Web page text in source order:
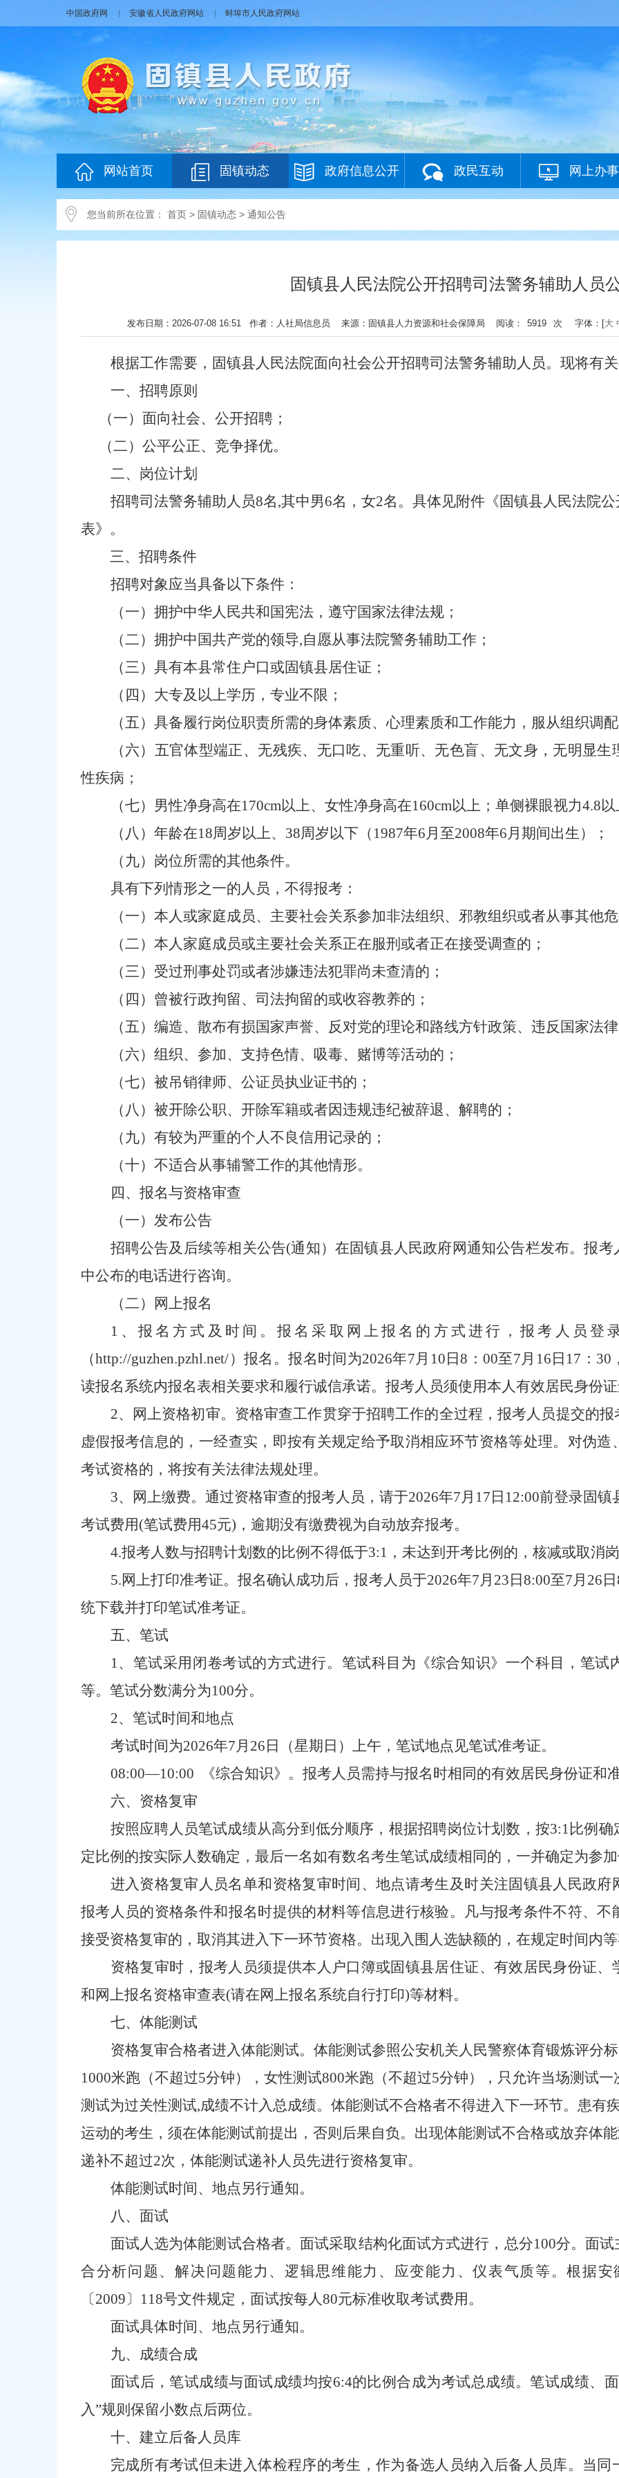
中国政府网 安徽省人民政府网站 蚌埠市人民政府网站
网站首页 固镇动态 政府信息公开 政民互动 网上办事
您当前所在位置： 首页 > 固镇动态 > 通知公告
固镇县人民法院公开招聘司法警务辅助人员
发布日期：2026-07-08 16:51 作者：人社局信息员 来源：固镇县人力资源和社会保障局 阅读： 5919 次 字体：[大
根据工作需要， 固镇县人民法院面向社会公开招聘司法警务辅助人员。现将有
一、招聘原则
（一）面向社会、公开招聘；
（二）公平公正、竞争择优。
二、岗位计划
招聘司法警务辅助人员8名,其中男6名，女2名。具体见附件《固镇县人民法院
表》。
三、招聘条件
招聘对象应当具备以下条件：
（一）拥护中华人民共和国宪法，遵守国家法律法规；
（二）拥护中国共产党的领导,自愿从事法院警务辅助工作；
（三） 具有本县常住户口或固镇县居住证 ；
（四）大专及以上学历，专业不限 ；
（五）具备履行岗位职责所需的身体素质、心理素质和工作能力，服从组织调
（六）五官体型端正、无残疾、无口吃、无重听、无色盲、无文身，无明显生
性疾病；
（七）男性净身高在170cm以上、女性净身高在160cm以上；单侧裸眼视力4.8
（八）年龄在18周岁以上、38周岁以下（ 1987年6月至2008年6月期间出生）；
（九） 岗位所需的其他条件。
具有下列情形之一的人员，不得报考：
（一）本人或家庭成员、主要社会关系参加非法组织、邪教组织或者从事其他
（二）本人家庭成员或主要社会关系正在服刑或者正在接受调查的；
（三）受过刑事处罚或者涉嫌违法犯罪尚未查清的；
（四）曾被行政拘留、司法拘留的或收容教养的；
（五）编造、散布有损国家声誉、反对党的理论和路线方针政策、违反国家法
（六）组织、参加、支持色情、吸毒、赌博等活动的；
（七）被吊销律师、公证员执业证书的；
（八）被开除公职、开除军籍或者因违规违纪被辞退、解聘的；
（九）有较为严重的个人不良信用记录的；
（十）不适合从事辅警工作的其他情形。
四、报名与资格审查
（一）发布公告
招聘公告及后续等相关公告(通知） 在固镇县人民政府网通知公告栏发布。报
中公布的电话进行咨询。
（二）网上报名
1、报名方式及时间。报名采取网上报名的方式进行，报考人员登
（http://guzhen.pzhl.net/）报名。报名时间为2026年7月 10 日8 ：00至7月 16 日 17 ： 30
读报名系统内报名表相关要求和履行诚信承诺。报考人员须使用本人有效居民身份
2、网上资格初审。资格审查工作贯穿于招聘工作的全过程，报考人员提交的
虚假报考信息的，一经查实，即按有关规定给予取消相应环节资格等处理。对伪
考试资格的，将按有关法律法规处理。
3、网上缴费。通过资格审查的报考人员，请于2026年7月 17 日 12:00前登录固镇
考试费用(笔试费用45元)，逾期没有缴费视为自动放弃报考。
4.报考人数与招聘计划数的比例不得低于3:1，未达到 开考比例的，核减或取消
5.网上打印准考证。报名确认成功后，报考人员于2026年7月 23 日8:00至7月 26 日
统下载并打印笔试准考证。
五、 笔试
1、笔试采用闭卷考试的方式进行。 笔试科目为《综合知识》一个科目， 笔试
等。笔试分数满分为100分。
2、笔试时间和地点
考试时间为2026年7月 26 日（星期日）上午，笔试地点见笔试准考证。
08:00—10:00 《综合知识》。报考人员需持与报名时相同的有效居民身份证和
六、资格复审
按照应聘人员笔试成绩从高分到低分顺序，根据招聘岗位计划数，按3:1比例确
定比例的按实际人数确定 ， 最后一名如有数名考生笔试成绩相同的，一并确定为参加
进入资格复审人员名单和资格复审时间、地点请考生及时关注固镇县人民政府
报考人员的资格条件和报名时提供的材料等信息进行核验。凡与报考条件不符、
接受资格复审的，取消其进入下一环节资格。出现入围人选缺额的，在规定时间内
资格复审时，报考人员须提供本人户口簿或固镇县居住证、 有效居民身份证、
和网上报名资格审查表(请在网上报名系统自行打印)等材料。
七、体能测试
资格复审合格者进入体能测试。 体能测试参照公安机关人民警察体育锻炼评分
1000米跑（不超过5分钟），女性测试800米跑（不超过5分钟），只允许当场测试
测试为过关性测试,成绩不计入总成绩。体能测试不合格者不得进入下一环节。 患有
运动的考生，须在体能测试前提出，否则后果自负。 出现体能测试不合格或放弃体
递补不超过2次，体能测试递补人员先进行资格复审。
体能测试时间、地点另行通知。
八、面试
面试人选为体能测试合格者。面试采取结构化面试方式进行，总分100分。面
合分析问题、解决问题能力、逻辑思维能力、应变能力、仪表气质等。根据安
〔2009〕118号文件规定，面试按每人80元标准收取考试费用。
面试具体时间、地点另行通知。
九、 成绩合成
面试后，笔试成绩与面试成绩均按6:4的比例合成为考试总成绩。笔试成绩、
入”规则保留小数点后两位。
十、 建立后备人员库
完成所有考试但未进入体检程序的考生，作为备选人员纳入后备人员库。当